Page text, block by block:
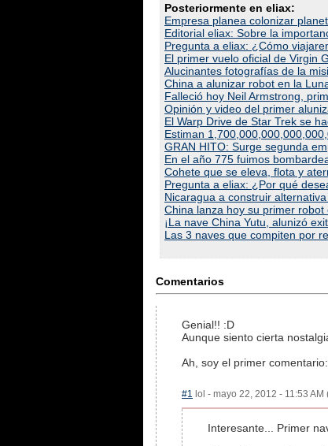
Posteriormente en eliax:
Empresa planea colonizar
Editorial eliax: Sobre la
Pregunta a eliax: ¿Cómo
El primer vuelo oficial de Virgin
Alucinantes fotografías de la
China a alunizar robot en la
Falleció hoy Neil Armstrong,
Opinión y video del primer
El Warp Drive de Star Trek se
Estiman
GRAN HITO: Surge segunda
En el año 775 fuimos
Cohete que se eleva, flota y
Pregunta a eliax: ¿Por qué
Nicaragua a construir
China lanza hoy su primer
¡La nave China Yutu, alunizó
Las 3 naves que compiten por
Comentarios
Genial!! :D
Aunque siento cierta
Ah, soy el primer
#1 lol - mayo 22, 2012 - 11:53 AM
Interesante... Primer